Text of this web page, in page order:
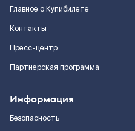
Главное о Купибилете
Контакты
Пресс-центр
Партнерская программа
Информация
Безопасность